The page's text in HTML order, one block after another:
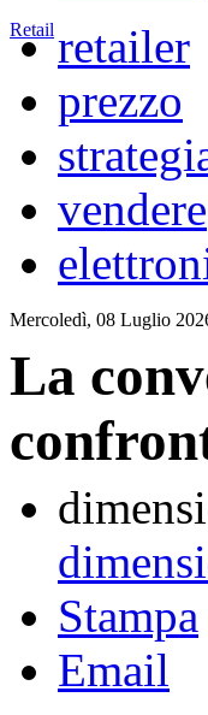
Retail retailer
prezzo
vendere
Mercoledì, 08 Luglio
La
Stampa
Email